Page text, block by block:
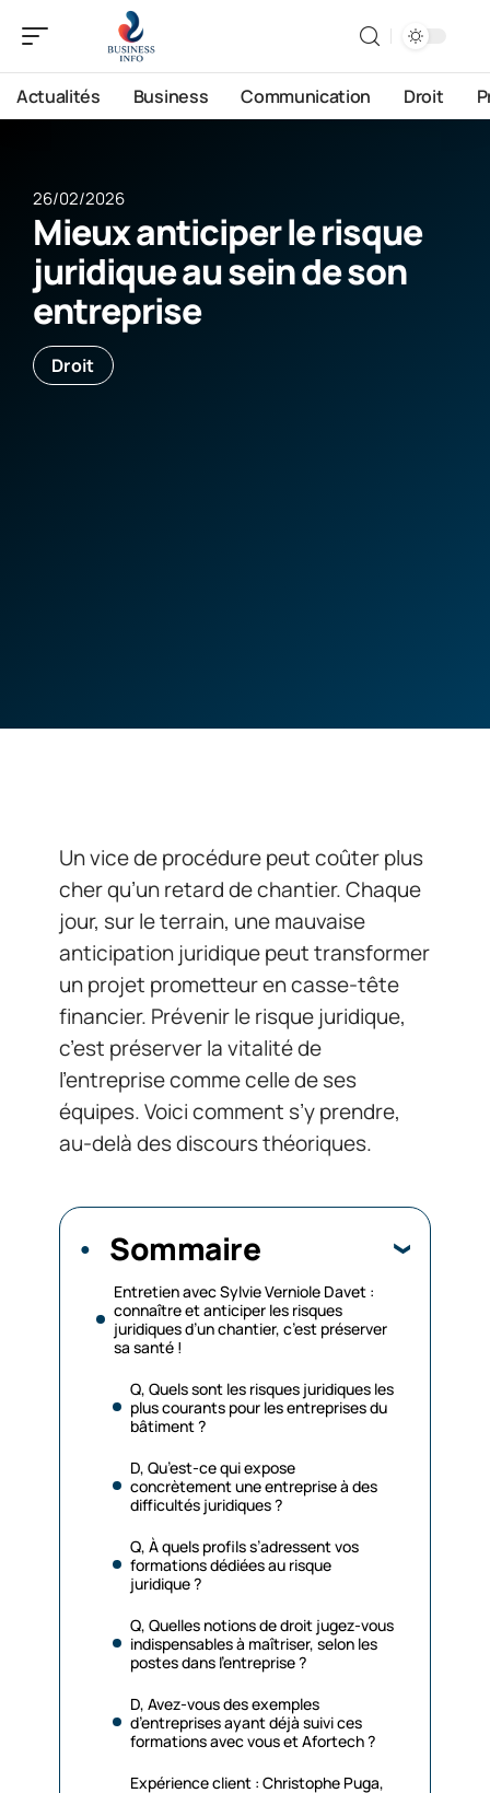
Actualités Business Communication Droit
26/02/2026
Mieux anticiper le risque
juridique au sein de son
entreprise
Droit
Un vice de procédure peut coûter plus
cher qu’un retard de chantier. Chaque
jour, sur le terrain, une mauvaise
anticipation juridique peut transformer
un projet prometteur en casse-tête
financier. Prévenir le risque juridique,
c’est préserver la vitalité de
l’entreprise comme celle de ses
équipes. Voici comment s’y prendre,
au-delà des discours théoriques.
Sommaire
Entretien avec Sylvie Verniole Davet :
connaître et anticiper les risques
juridiques d’un chantier, c’est préserver
sa santé !
Q, Quels sont les risques juridiques les
plus courants pour les entreprises du
bâtiment ?
D, Qu’est-ce qui expose
concrètement une entreprise à des
difficultés juridiques ?
Q, À quels profils s’adressent vos
formations dédiées au risque
juridique ?
Q, Quelles notions de droit jugez-vous
indispensables à maîtriser, selon les
postes dans l’entreprise ?
D, Avez-vous des exemples
d’entreprises ayant déjà suivi ces
formations avec vous et Afortech ?
Expérience client : Christophe Puga,